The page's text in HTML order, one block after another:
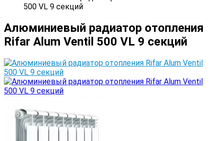
500 VL 9 секций
Алюминиевый радиатор отопления
Rifar Alum Ventil 500 VL 9 секций